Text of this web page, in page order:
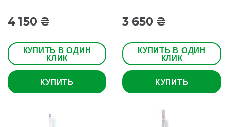
4 150 ₴
КУПИТЬ В ОДИН
КЛИК
КУПИТЬ
3 650 ₴
КУПИТЬ В ОДИН
КЛИК
КУПИТЬ